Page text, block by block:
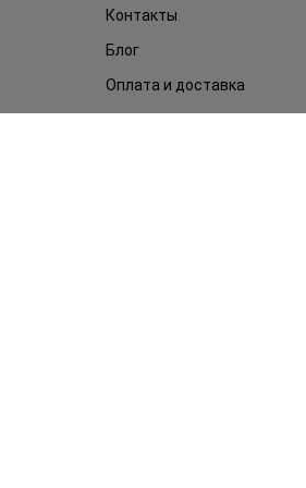
Контакты
Блог
Оплата и доставка